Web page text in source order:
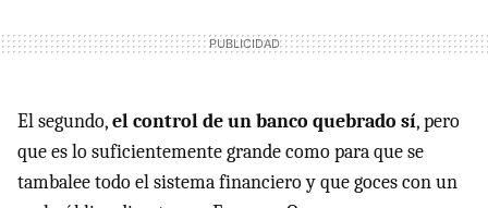
El segundo,el control de un banco quebrado sí, pero
que es lo suficientemente grande como para que se
tambalee todo el sistema financiero y que goces con un